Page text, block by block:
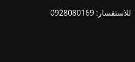
للاستفسار: 0928080169